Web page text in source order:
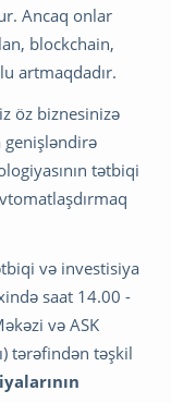
Ancaq onlar
blockchain,
artmaqdadır.
öz biznesinizə
genişləndirə
tətbiqi
və investisiya
saat 14.00 -
və ASK
tərəfindən təşkil